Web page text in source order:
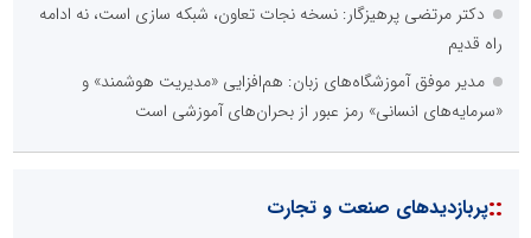
دکتر مرتضی پرهیزگار: نسخه نجات تعاون، شبکه سازی است، نه ادامه
راه قدیم
مدیر موفق آموزشگاه‌های زبان: هم‌افزایی «مدیریت هوشمند» و
«سرمایه‌های انسانی» رمز عبور از بحران‌های آموزشی است
::پربازدیدهای صنعت و تجارت